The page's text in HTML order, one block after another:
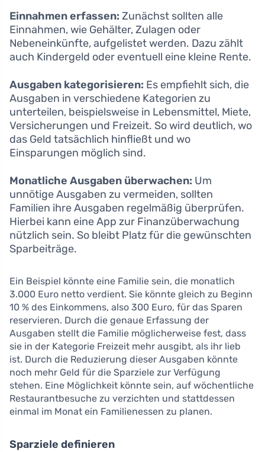
Einnahmen erfassen: Zunächst sollten alle
Einnahmen, wie Gehälter, Zulagen oder
Nebeneinkünfte, aufgelistet werden. Dazu zählt
auch Kindergeld oder eventuell eine kleine Rente.
Ausgaben kategorisieren: Es empfiehlt sich, die
Ausgaben in verschiedene Kategorien zu
unterteilen, beispielsweise in Lebensmittel, Miete,
Versicherungen und Freizeit. So wird deutlich, wo
das Geld tatsächlich hinfließt und wo
Einsparungen möglich sind.
Monatliche Ausgaben überwachen: Um
unnötige Ausgaben zu vermeiden, sollten
Familien ihre Ausgaben regelmäßig überprüfen.
Hierbei kann eine App zur Finanzüberwachung
nützlich sein. So bleibt Platz für die gewünschten
Sparbeiträge.
Ein Beispiel könnte eine Familie sein, die monatlich
3.000 Euro netto verdient. Sie könnte gleich zu Beginn
10 % des Einkommens, also 300 Euro, für das Sparen
reservieren. Durch die genaue Erfassung der
Ausgaben stellt die Familie möglicherweise fest, dass
sie in der Kategorie Freizeit mehr ausgibt, als ihr lieb
ist. Durch die Reduzierung dieser Ausgaben könnte
noch mehr Geld für die Sparziele zur Verfügung
stehen. Eine Möglichkeit könnte sein, auf wöchentliche
Restaurantbesuche zu verzichten und stattdessen
einmal im Monat ein Familienessen zu planen.
Sparziele definieren